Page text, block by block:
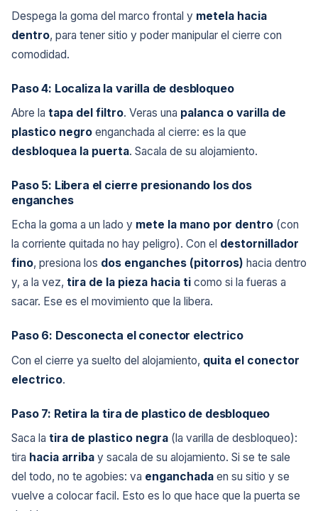
Despega la goma del marco frontal y metela hacia
dentro, para tener sitio y poder manipular el cierre con
comodidad.
Paso 4: Localiza la varilla de desbloqueo
Abre la tapa del filtro. Veras una palanca o varilla de
plastico negro enganchada al cierre: es la que
desbloquea la puerta. Sacala de su alojamiento.
Paso 5: Libera el cierre presionando los dos
enganches
Echa la goma a un lado y mete la mano por dentro (con
la corriente quitada no hay peligro). Con el destornillador
fino, presiona los dos enganches (pitorros) hacia dentro
y, a la vez, tira de la pieza hacia ti como si la fueras a
sacar. Ese es el movimiento que la libera.
Paso 6: Desconecta el conector electrico
Con el cierre ya suelto del alojamiento, quita el conector
electrico.
Paso 7: Retira la tira de plastico de desbloqueo
Saca la tira de plastico negra (la varilla de desbloqueo):
tira hacia arriba y sacala de su alojamiento. Si se te sale
del todo, no te agobies: va enganchada en su sitio y se
vuelve a colocar facil. Esto es lo que hace que la puerta se